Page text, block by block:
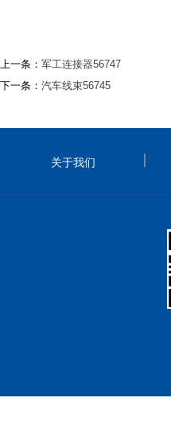
上一条： 军工连接器56747
下一条： 汽车线束56745
关于我们